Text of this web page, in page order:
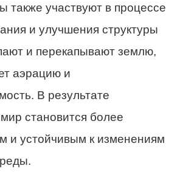
также участвуют в процессе
и улучшения структуры
и перекапывают землю,
аэрацию и
В результате
становится более
и устойчивым к изменениям